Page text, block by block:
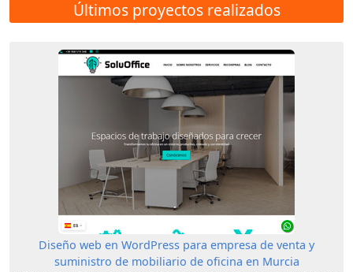
Últimos proyectos realizados
Diseño web en WordPress para empresa de venta y
suministro de mobiliario de oficina en Murcia